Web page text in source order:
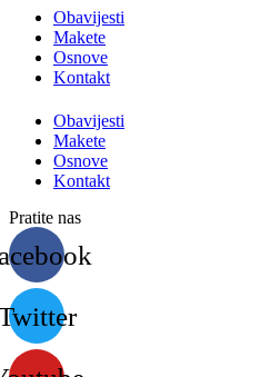
Obavijesti
Makete
Osnove
Kontakt
Obavijesti
Makete
Osnove
Kontakt
Pratite nas